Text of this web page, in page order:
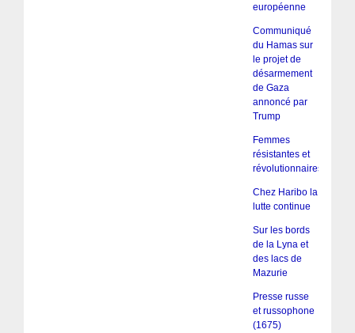
européenne
Communiqué
du Hamas sur
le projet de
désarmement
de Gaza
annoncé par
Trump
Femmes
résistantes et
révolutionnaires
Chez Haribo la
lutte continue
Sur les bords
de la Lyna et
des lacs de
Mazurie
Presse russe
et russophone
(1675)